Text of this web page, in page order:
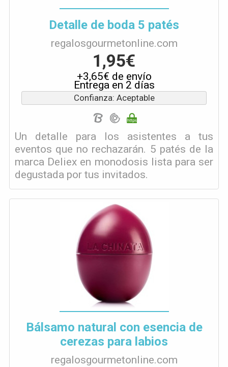
Detalle de boda 5 patés
regalosgourmetonline.com
1,95€
+3,65€ de envío
Entrega en 2 días
Confianza: Aceptable
Un detalle para los asistentes a tus
eventos que no rechazarán. 5 patés de la
marca Deliex en monodosis lista para ser
degustada por tus invitados.
Bálsamo natural con esencia de
cerezas para labios
regalosgourmetonline.com